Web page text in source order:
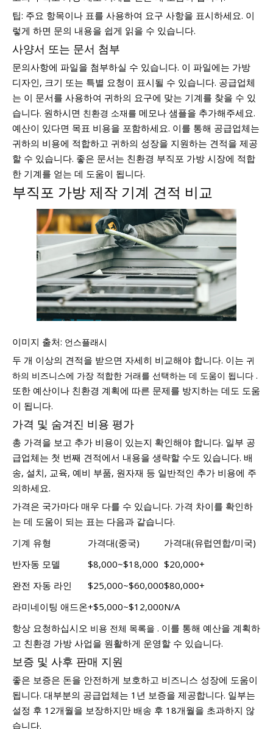
팁: 주요 항목이나 표를 사용하여 요구 사항을 표시하세요. 이
렇게 하면 문의 내용을 쉽게 읽을 수 있습니다.
사양서 또는 문서 첨부
문의사항에 파일을 첨부하실 수 있습니다. 이 파일에는 가방
디자인, 크기 또는 특별 요청이 표시될 수 있습니다. 공급업체
는 이 문서를 사용하여 귀하의 요구에 맞는 기계를 찾을 수 있
습니다. 원하시면 친환경 소재를 메모나 샘플을 추가해주세요.
예산이 있다면 목표 비용을 포함하세요. 이를 통해 공급업체는
귀하의 비용에 적합하고 귀하의 성장을 지원하는 견적을 제공
할 수 있습니다. 좋은 문서는 친환경 부직포 가방 시장에 적합
한 기계를 얻는 데 도움이 됩니다.
부직포 가방 제작 기계 견적 비교
이미지 출처: 언스플래시
두 개 이상의 견적을 받으면 자세히 비교해야 합니다. 이는 귀
하의 비즈니스에 가장 적합한 거래를 선택하는 데 도움이 됩니다 .
또한 예산이나 친환경 계획에 따른 문제를 방지하는 데도 도움
이 됩니다.
가격 및 숨겨진 비용 평가
총 가격을 보고 추가 비용이 있는지 확인해야 합니다. 일부 공
급업체는 첫 번째 견적에서 내용을 생략할 수도 있습니다. 배
송, 설치, 교육, 예비 부품, 원자재 등 일반적인 추가 비용에 주
의하세요.
가격은 국가마다 매우 다를 수 있습니다. 가격 차이를 확인하
는 데 도움이 되는 표는 다음과 같습니다.
기계 유형
가격대(중국)
가격대(유럽연합/미국)
반자동 모델
$8,000~$18,000 $20,000+
완전 자동 라인
$25,000~$60,000$80,000+
라미네이팅 애드온+$5,000~$12,000N/A
항상 요청하십시오 비용 전체 목록을 . 이를 통해 예산을 계획하
고 친환경 가방 사업을 원활하게 운영할 수 있습니다.
보증 및 사후 판매 지원
좋은 보증은 돈을 안전하게 보호하고 비즈니스 성장에 도움이
됩니다. 대부분의 공급업체는 1년 보증을 제공합니다. 일부는
설정 후 12개월을 보장하지만 배송 후 18개월을 초과하지 않
습니다.